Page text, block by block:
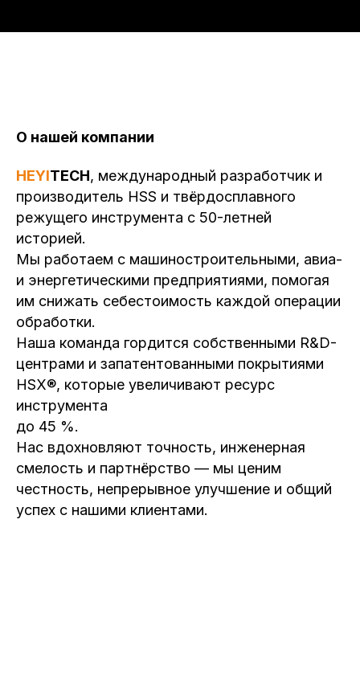
О нашей компании
HEYITECH, международный разработчик и
производитель HSS и твёрдосплавного
режущего инструмента с 50-летней
историей.
Мы работаем с машиностроительными, авиа-
и энергетическими предприятиями, помогая
им снижать себестоимость каждой операции
обработки.
Наша команда гордится собственными R&D-
центрами и запатентованными покрытиями
HSX®, которые увеличивают ресурс
инструмента
до 45 %.
Нас вдохновляют точность, инженерная
смелость и партнёрство — мы ценим
честность, непрерывное улучшение и общий
успех с нашими клиентами.